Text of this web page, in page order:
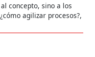
concepto, sino a los
agilizar procesos?,